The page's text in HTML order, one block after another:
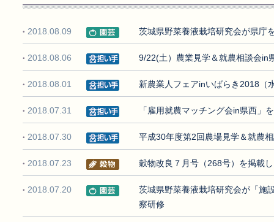
2018.08.09 茨城県野菜養液栽培研究会が県庁
2018.08.06 9/22(土）農業見学＆就農相談会in
2018.08.01 新農業人フェアinいばらき2018（
2018.07.31 「雇用就農マッチング会in県西」
2018.07.30 平成30年度第2回農場見学＆就農
2018.07.23 穀物改良７月号（268号）を掲載
2018.07.20
茨城県野菜養液栽培研究会が「施
察研修